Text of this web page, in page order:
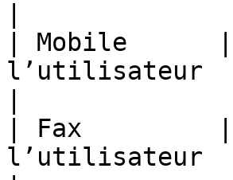
| Mobile      |
l’utilisateur
| Fax         |
l’utilisateur